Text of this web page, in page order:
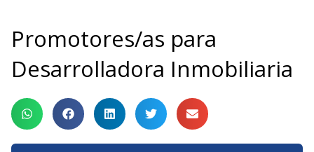
Promotores/as para
Desarrolladora Inmobiliaria